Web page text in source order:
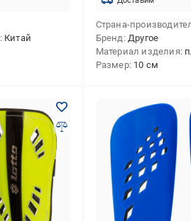
Китай
Страна-
Бренд Другое
Материал изделия
Размер 10 см